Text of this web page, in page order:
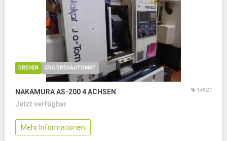
DREHEN CNC DREHAUTOMAT
NAKAMURA AS-2004 ACHSEN 14927
Jetzt verfügbar
Mehr Informationen